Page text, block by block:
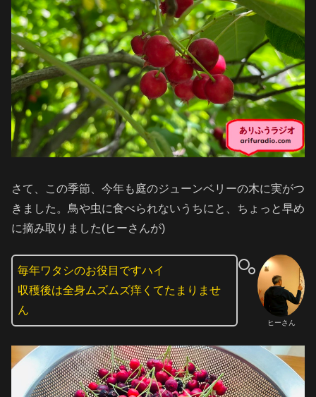
さて、この季節、今年も庭のジューンベリーの木に実がつ
きました。鳥や虫に食べられないうちにと、ちょっと早め
に摘み取りました(ヒーさんが)
ヒーさん
毎年ワタシのお役目ですハイ
収穫後は全身ムズムズ痒くてたまりませ
ん